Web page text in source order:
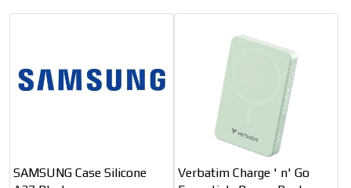
SAMSUNG Case Silicone
Verbatim Charge ' n' Go